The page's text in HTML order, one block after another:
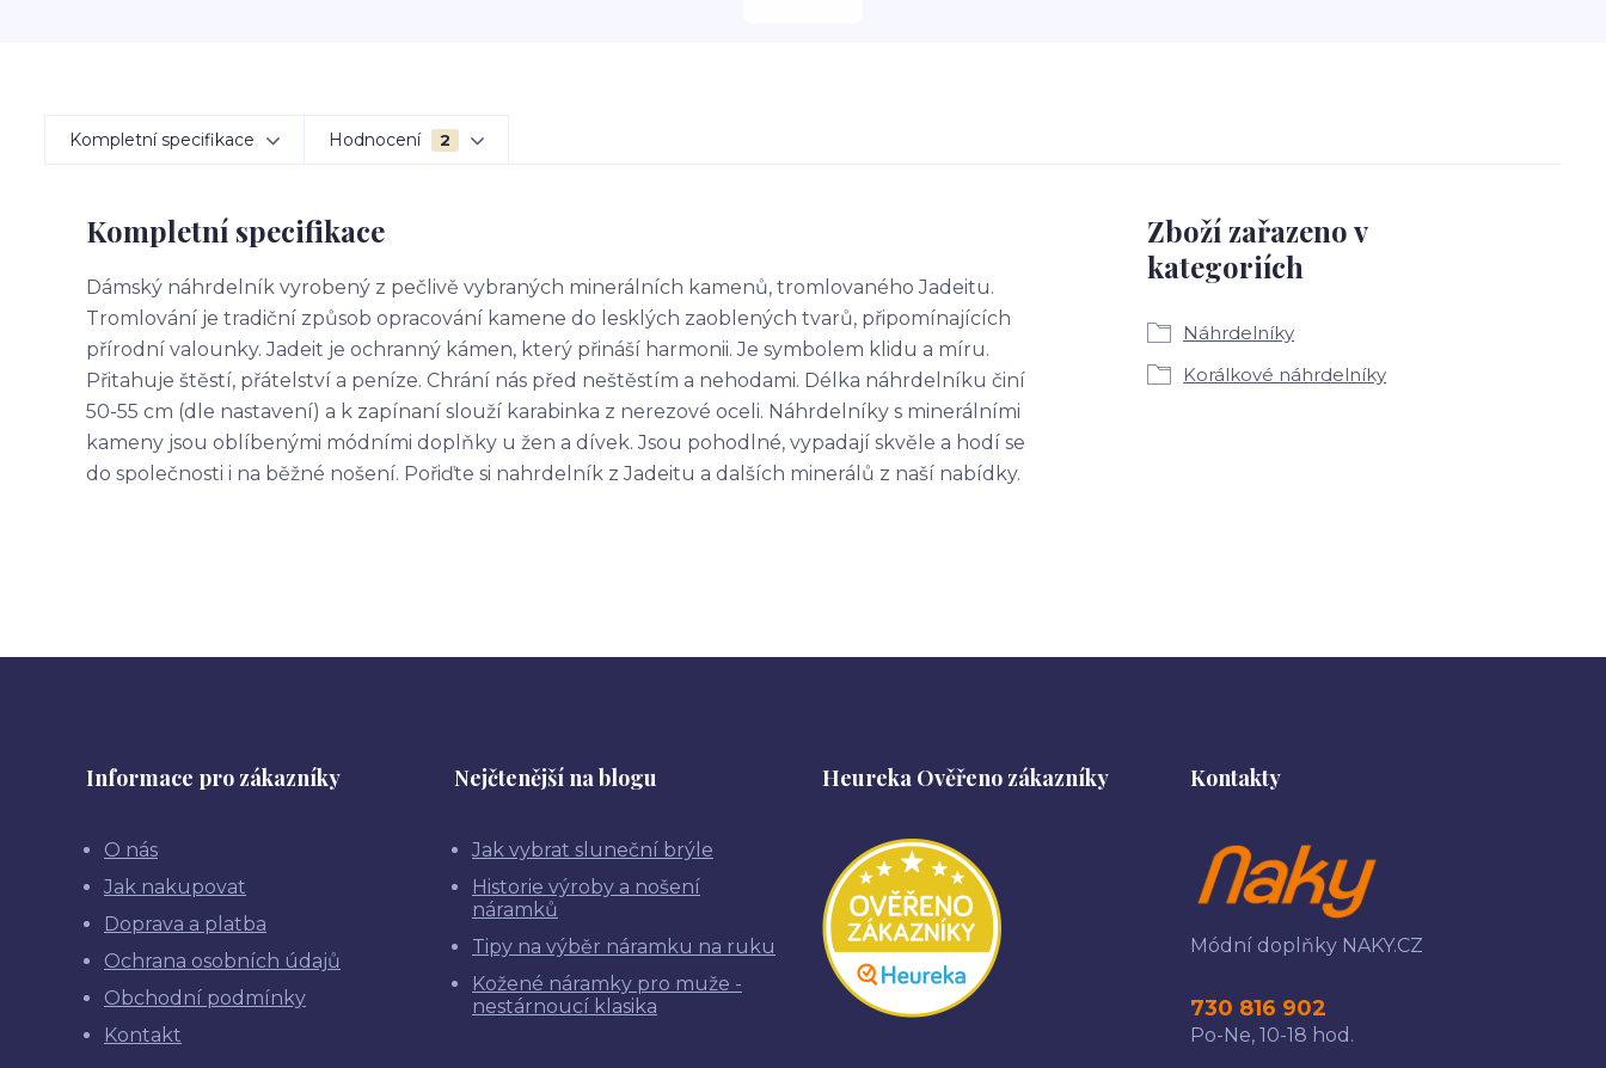
Kompletní specifikace Hodnocení 2
Kompletní specifikace
Dámský náhrdelník vyrobený z pečlivě vybraných minerálních kamenů, tromlovaného Jadeitu.
Tromlování je tradiční způsob opracování kamene do lesklých zaoblených tvarů, připomínajících
přírodní valounky. Jadeit je ochranný kámen, který přináší harmonii. Je symbolem klidu a míru.
Přitahuje štěstí, přátelství a peníze. Chrání nás před neštěstím a nehodami. Délka náhrdelníku činí
50-55 cm (dle nastavení) a k zapínaní slouží karabinka z nerezové oceli. Náhrdelníky s minerálními
kameny jsou oblíbenými módními doplňky u žen a dívek. Jsou pohodlné, vypadají skvěle a hodí se
do společnosti i na běžné nošení. Pořiďte si nahrdelník z Jadeitu a dalších minerálů z naší nabídky.
Zboží zařazeno v
kategoriích
Náhrdelníky
Korálkové náhrdelníky
Informace pro zákazníky
O nás
Jak nakupovat
Doprava a platba
Ochrana osobních údajů
Obchodní podmínky
Kontakt
Nejčtenější na blogu
Jak vybrat sluneční brýle
Historie výroby a nošení
náramků
Tipy na výběr náramku na ruku
Kožené náramky pro muže -
nestárnoucí klasika
Heureka Ověřeno zákazníky Kontakty
Módní doplňky NAKY.CZ
730 816 902
Po-Ne, 10-18 hod.